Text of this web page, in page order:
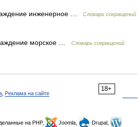
инженерное …
Словарь сокращений
морское …
Словарь сокращений
18+
Реклама на сайте
на PHP, Joomla,
Drupal,